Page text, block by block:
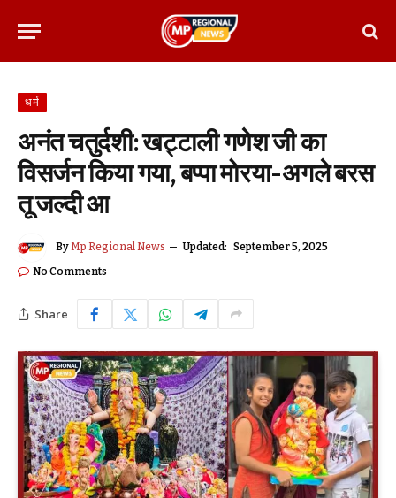
धर्म
अनंत चतुर्दशी: खट्टाली गणेश जी का
विसर्जन किया गया, बप्पा मोरया-अगले बरस
तू जल्दी आ
ByMp Regional News Updated: September 5, 2025
No Comments
Share